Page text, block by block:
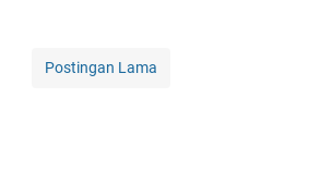
Postingan Lama